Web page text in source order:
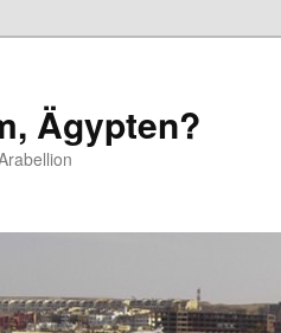
Ägypten?